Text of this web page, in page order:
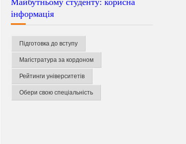
інформація
Підготовка до вступу
Магістратура за кордоном
Рейтинги університетів
Обери свою спеціальність